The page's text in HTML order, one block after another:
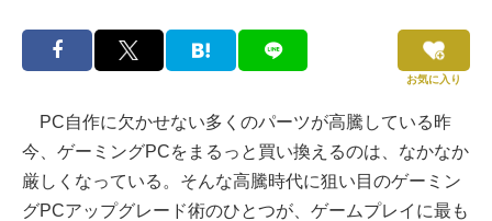
お気に入り
PC自作に欠かせない多くのパーツが高騰している昨
今、ゲーミングPCをまるっと買い換えるのは、なかなか
厳しくなっている。そんな高騰時代に狙い目のゲーミン
グPCアップグレード術のひとつが、ゲームプレイに最も